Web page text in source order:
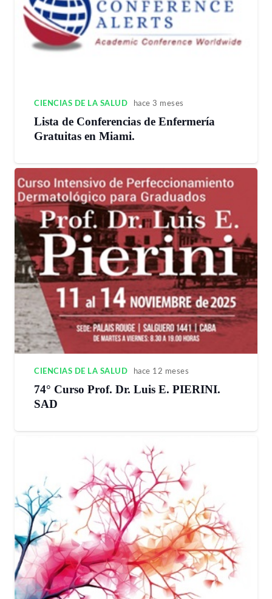
CIENCIAS DE LA SALUD hace 3 meses
Lista de Conferencias de Enfermería
Gratuitas en Miami.
CIENCIAS DE LA SALUD hace 12 meses
74° Curso Prof. Dr. Luis E. PIERINI.
SAD